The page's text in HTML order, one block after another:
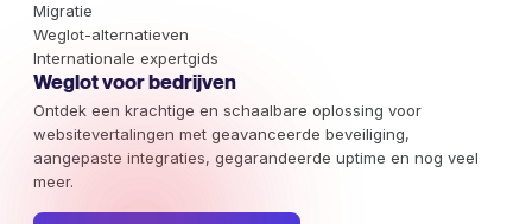
Migratie
Weglot-alternatieven
Internationale expertgids
Weglot voor bedrijven
Ontdek een krachtige en schaalbare oplossing voor
websitevertalingen met geavanceerde beveiliging,
aangepaste integraties, gegarandeerde uptime en nog veel
meer.